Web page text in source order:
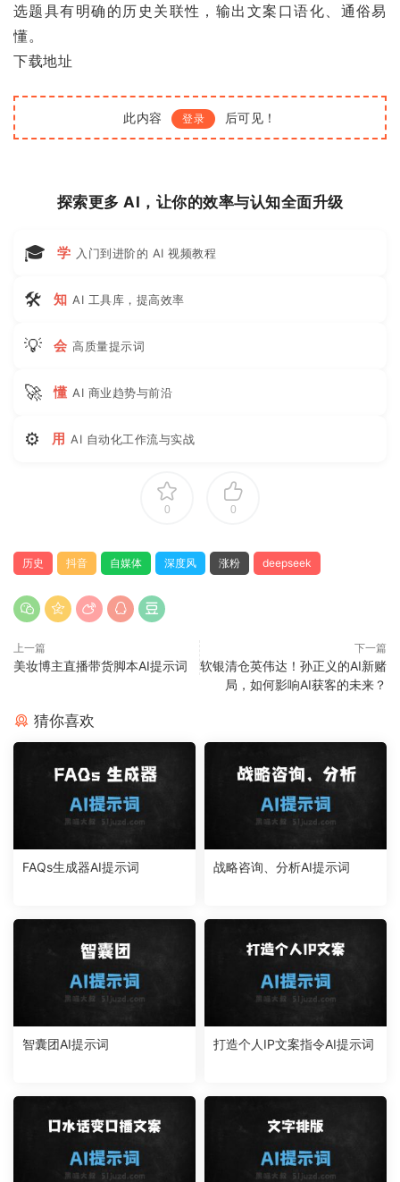
选题具有明确的历史关联性，输出文案口语化、通俗易
懂。
下载地址
此内容 登录 后可见！
探索更多 AI，让你的效率与认知全面升级
🎓 学 入门到进阶的 AI 视频教程
🛠 知 AI 工具库，提高效率
💡 会 高质量提示词
🚀 懂 AI 商业趋势与前沿
⚙ 用 AI 自动化工作流与实战
0 0
历史 抖音 自媒体 深度风 涨粉 deepseek
上一篇
美妆博主直播带货脚本AI提示词
下一篇
软银清仓英伟达！孙正义的AI新赌
局，如何影响AI获客的未来？
猜你喜欢
FAQs生成器AI提示词 战略咨询、分析AI提示词
智囊团AI提示词 打造个人IP文案指令AI提示词